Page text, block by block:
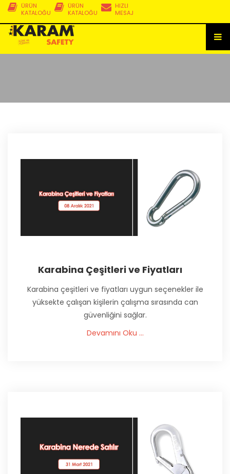
HIZLI
MESAJ
ÜRÜN
KATALOĞU
ÜRÜN
KATALOĞU
Karabina Çeşitleri ve Fiyatları
Karabina çeşitleri ve fiyatları uygun seçenekler ile
yüksekte çalışan kişilerin çalışma sırasında can
güvenliğini sağlar.
Devamını Oku ...